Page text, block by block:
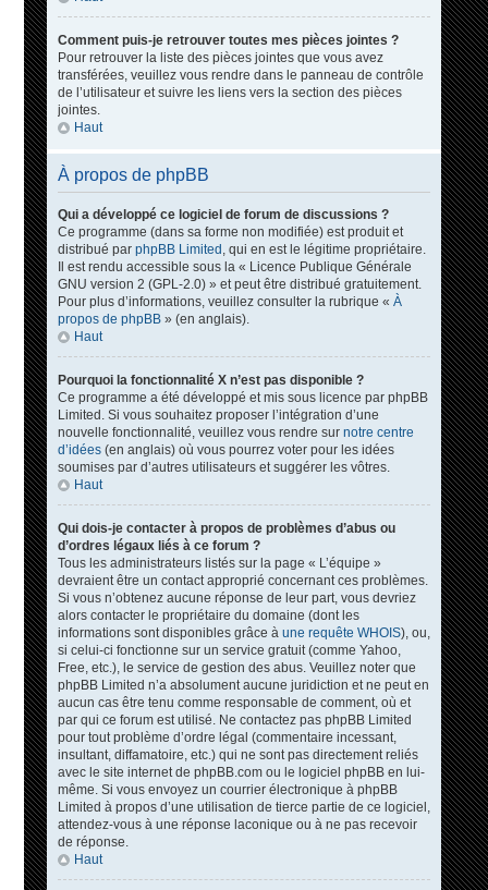
Comment puis-je retrouver toutes mes pièces jointes ?
Pour retrouver la liste des pièces jointes que vous avez
transférées, veuillez vous rendre dans le panneau de contrôle
de l’utilisateur et suivre les liens vers la section des pièces
jointes.
Haut
À propos de phpBB
Qui a développé ce logiciel de forum de discussions ?
Ce programme (dans sa forme non modifiée) est produit et
distribué par phpBB Limited , qui en est le légitime propriétaire.
Il est rendu accessible sous la « Licence Publique Générale
GNU version 2 (GPL-2.0) » et peut être distribué gratuitement.
Pour plus d’informations, veuillez consulter la rubrique « À
propos de phpBB» (en anglais).
Haut
Pourquoi la fonctionnalité X n’est pas disponible ?
Ce programme a été développé et mis sous licence par phpBB
Limited. Si vous souhaitez proposer l’intégration d’une
nouvelle fonctionnalité, veuillez vous rendre sur notre centre
d’idées(en anglais) où vous pourrez voter pour les idées
soumises par d’autres utilisateurs et suggérer les vôtres.
Haut
Qui dois-je contacter à propos de problèmes d’abus ou
d’ordres légaux liés à ce forum ?
Tous les administrateurs listés sur la page « L’équipe »
devraient être un contact approprié concernant ces problèmes.
Si vous n’obtenez aucune réponse de leur part, vous devriez
alors contacter le propriétaire du domaine (dont les
informations sont disponibles grâce à une requête WHOIS), ou,
si celui-ci fonctionne sur un service gratuit (comme Yahoo,
Free, etc.), le service de gestion des abus. Veuillez noter que
phpBB Limited n’a absolument aucune juridiction et ne peut en
aucun cas être tenu comme responsable de comment, où et
par qui ce forum est utilisé. Ne contactez pas phpBB Limited
pour tout problème d’ordre légal (commentaire incessant,
insultant, diffamatoire, etc.) qui ne sont pas directement reliés
avec le site internet de phpBB.com ou le logiciel phpBB en lui-
même. Si vous envoyez un courrier électronique à phpBB
Limited à propos d’une utilisation de tierce partie de ce logiciel,
attendez-vous à une réponse laconique ou à ne pas recevoir
de réponse.
Haut